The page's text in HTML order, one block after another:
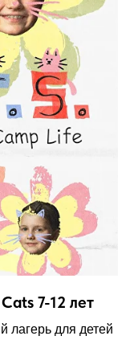
7-12 лет
лагерь для детей